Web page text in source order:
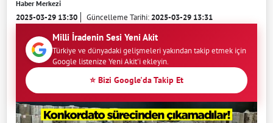
Haber Merkezi
2025-03-29 13:30 Güncelleme Tarihi:2025-03-29 13:31
Milli İradenin Sesi Yeni Akit
Türkiye ve dünyadaki gelişmeleri yakından takip etmek için
Google listenize Yeni Akit'i ekleyin.
⭐ Bizi Google'da Takip Et